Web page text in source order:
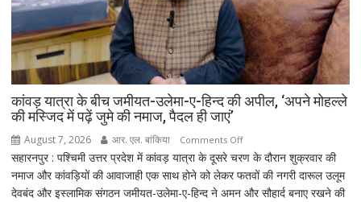
ढाका
के
हत्यारों
को
उम्रकैद,
मुकीम
शूटरों
कांवड़ यात्रा के बीच जमीयत-उलेमा-ए-हिन्द की अपील, ‘अपने मोहल्ले
की मस्जिद में पढ़ें जुमे की नमाज, पैदल ही जाएं’
August 7, 2026 आर. एल. बांकिया Comments Offon
कांवड़
यात्रा
के
सहारनपुर : पश्चिमी उत्तर प्रदेश में कांवड़ यात्रा के दूसरे चरण के दौरान शुक्रवार की
नमाज और कांवड़ियों की आवाजाही एक साथ होने को लेकर फतवों की नगरी दारूल उलूम
देवबंद और इस्लामिक संगठन जमीयत-उलेमा-ए-हिन्द ने अमन और सौहार्द बनाए रखने की